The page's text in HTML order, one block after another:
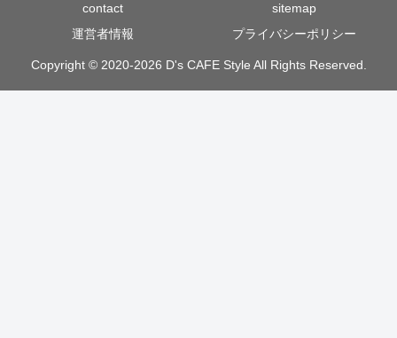
contact
sitemap
運営者情報
プライバシーポリシー
Copyright © 2020-2026 D's CAFE Style All Rights Reserved.